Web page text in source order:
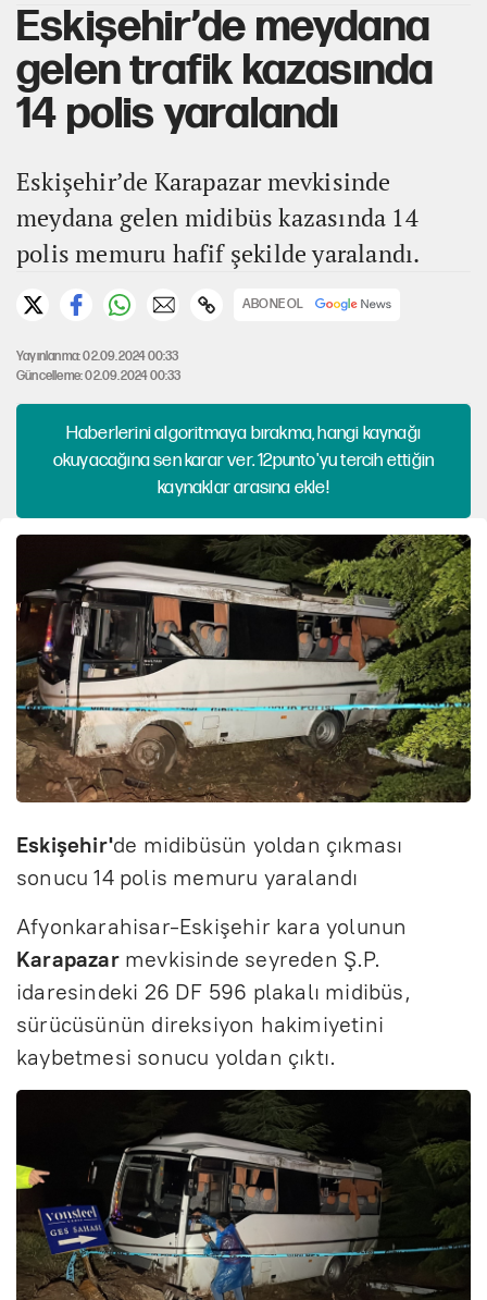
Eskişehir’de meydana
gelen trafik kazasında
14 polis yaralandı
Eskişehir’de Karapazar mevkisinde
meydana gelen midibüs kazasında 14
polis memuru hafif şekilde yaralandı.
ABONE OL
Yayınlanma: 02.09.2024 00:33
Güncelleme: 02.09.2024 00:33
Haberlerini algoritmaya bırakma, hangi kaynağı
okuyacağına sen karar ver. 12punto'yu tercih ettiğin
kaynaklar arasına ekle!
Eskişehir'de midibüsün yoldan çıkması
sonucu 14 polis memuru yaralandı
Afyonkarahisar-Eskişehir kara yolunun
Karapazarmevkisinde seyreden Ş.P.
idaresindeki 26 DF 596 plakalı midibüs,
sürücüsünün direksiyon hakimiyetini
kaybetmesi sonucu yoldan çıktı.